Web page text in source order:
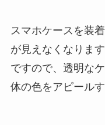
スマホケースを装
が見えなくなります
ですので、透明な
体の色をアピール